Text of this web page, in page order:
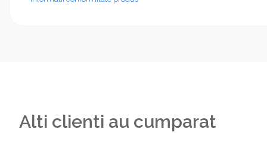
Alti clienti au cumparat